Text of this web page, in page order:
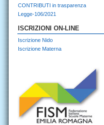
CONTRIBUTI in trasparenza
Legge-106/2021
ISCRIZIONI ON-LINE
Iscrizione Nido
Iscrizione Materna